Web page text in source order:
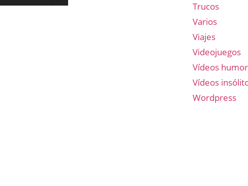
Trucos
Varios
Viajes
Videojuegos
Vídeos humor
Vídeos
Wordpress